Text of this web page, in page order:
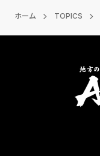
ホーム TOPICS